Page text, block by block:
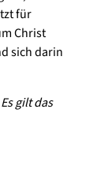
für
Christ
sich darin
Es gilt das